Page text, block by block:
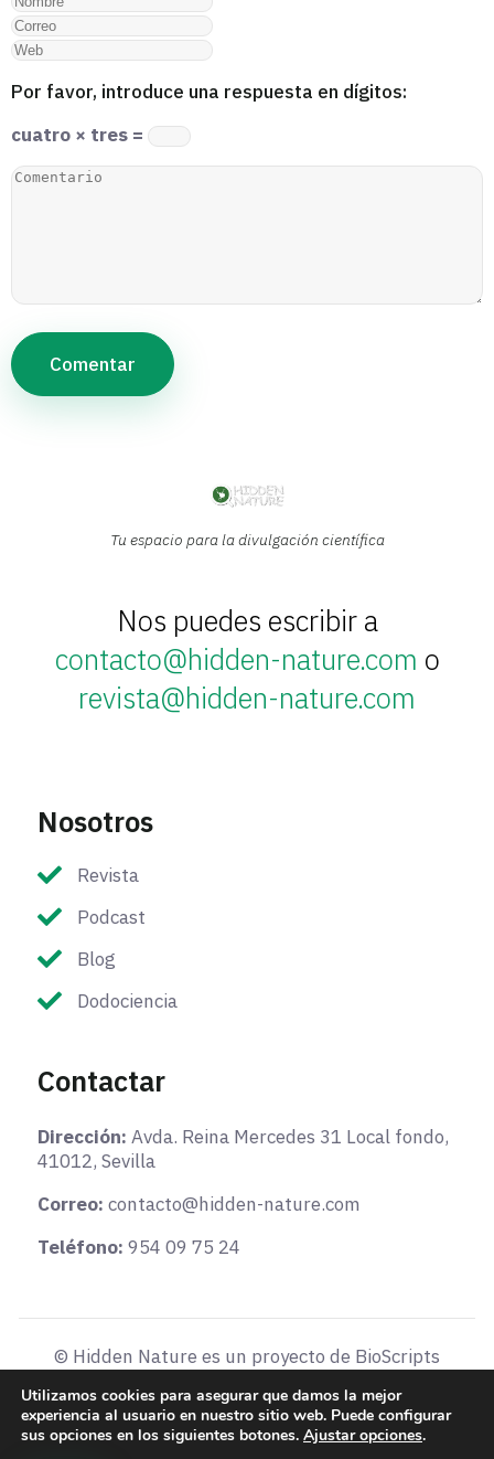
Por favor, introduce una respuesta en dígitos:
cuatro × tres =
Tu espacio para la divulgación científica
Nos puedes escribir a
contacto@hidden-nature.com o
revista@hidden-nature.com
Nosotros
Revista
Podcast
Blog
Dodociencia
Contactar
Dirección: Avda. Reina Mercedes 31 Local fondo,
41012, Sevilla
Correo: contacto@hidden-nature.com
Teléfono: 954 09 75 24
© Hidden Nature es un proyecto de BioScripts
Aviso legal - Términos y condiciones -
Política de
cookies
Utilizamos cookies para asegurar que damos la mejor
experiencia al usuario en nuestro sitio web. Puede configurar
sus opciones en los siguientes botones. Ajustar opciones.